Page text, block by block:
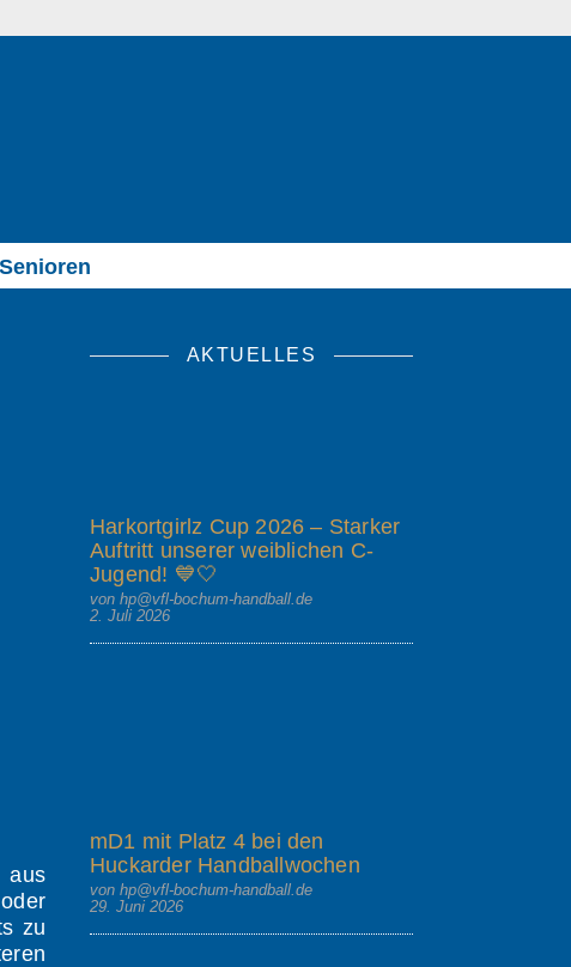
Senioren
aus
zu
AKTUELLES
Harkortgirlz Cup 2026 – Starker
Auftritt unserer weiblichen C-
Jugend! 💙🤍
von hp@vfl-bochum-handball.de
2. Juli 2026
mD1 mit Platz 4 bei den
Huckarder Handballwochen
von hp@vfl-bochum-handball.de
29. Juni 2026